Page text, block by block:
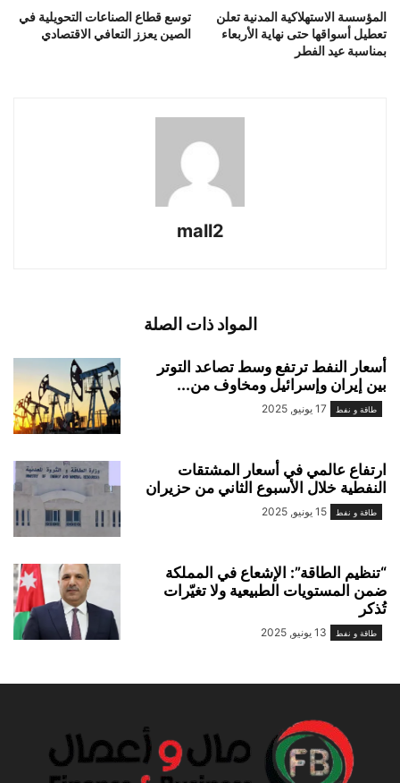
توسع قطاع الصناعات التحويلية في
الصين يعزز التعافي الاقتصادي
المؤسسة الاستهلاكية المدنية تعلن
تعطيل أسواقها حتى نهاية الأربعاء
بمناسبة عيد الفطر
mall2
المواد ذات الصلة
أسعار النفط ترتفع وسط تصاعد التوتر
بين إيران وإسرائيل ومخاوف من...
طاقة و نفط 17 يونيو, 2025
ارتفاع عالمي في أسعار المشتقات
النفطية خلال الأسبوع الثاني من حزيران
طاقة و نفط 15 يونيو, 2025
“تنظيم الطاقة”: الإشعاع في المملكة
ضمن المستويات الطبيعية ولا تغيّرات
تُذكر
طاقة و نفط 13 يونيو, 2025